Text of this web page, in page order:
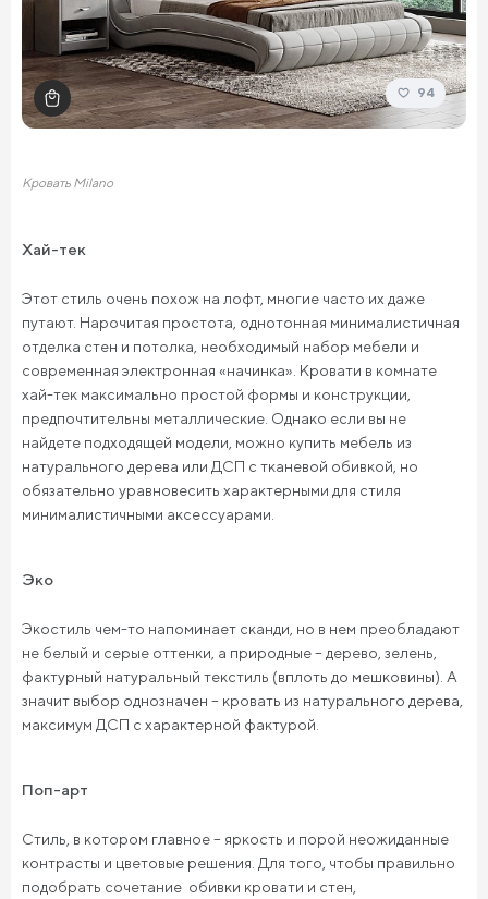
94
Кровать Milano
Хай-тек
Этот стиль очень похож на лофт, многие часто их даже
путают. Нарочитая простота, однотонная минималистичная
отделка стен и потолка, необходимый набор мебели и
современная электронная «начинка». Кровати в комнате
хай-тек максимально простой формы и конструкции,
предпочтительны металлические. Однако если вы не
найдете подходящей модели, можно купить мебель из
натурального дерева или ДСП с тканевой обивкой, но
обязательно уравновесить характерными для стиля
минималистичными аксессуарами.
Эко
Экостиль чем-то напоминает сканди, но в нем преобладают
не белый и серые оттенки, а природные – дерево, зелень,
фактурный натуральный текстиль (вплоть до мешковины). А
значит выбор однозначен – кровать из натурального дерева,
максимум ДСП с характерной фактурой.
Поп-арт
Стиль, в котором главное – яркость и порой неожиданные
контрасты и цветовые решения. Для того, чтобы правильно
подобрать сочетание обивки кровати и стен,